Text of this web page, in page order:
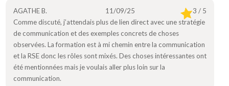
AGATHE B. 11/09/25
3 / 5
Comme discuté, j’attendais plus de lien direct avec une stratégie
de communication et des exemples concrets de choses
observées. La formation est à mi chemin entre la communication
et la RSE donc les rôles sont mixés. Des choses intéressantes ont
été mentionnées mais je voulais aller plus loin sur la
communication.